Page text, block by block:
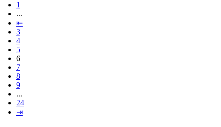
1
...
⇤
3
4
5
6
7
8
9
...
24
⇥